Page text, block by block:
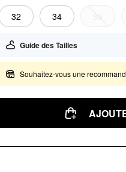
32 34
Guide des Tailles
Souhaitez-vous une